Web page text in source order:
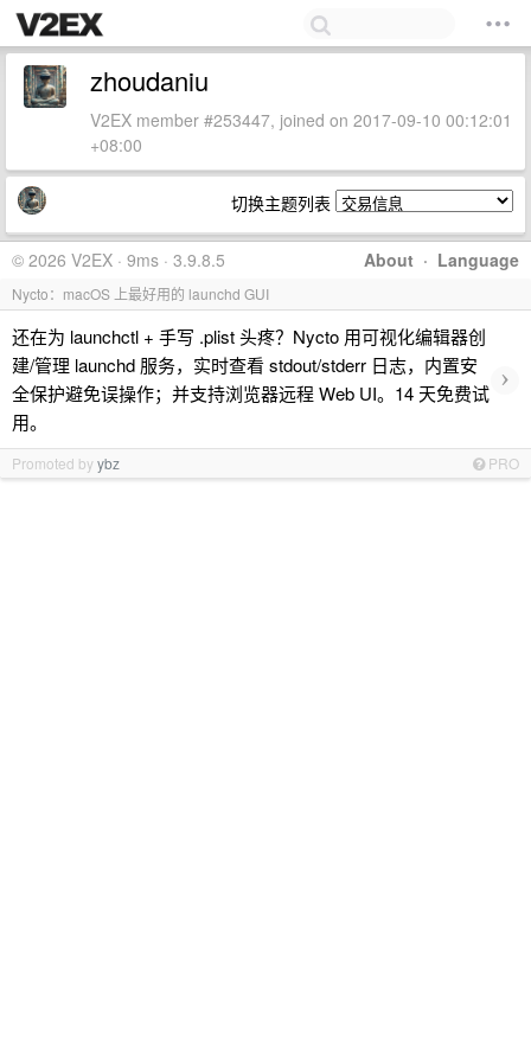
zhoudaniu
V2EX member #253447, joined on 2017-09-10 00:12:01
+08:00
切换主题列表
About · Language
© 2026 V2EX · 9ms · 3.9.8.5
Nycto：macOS 上最好用的 launchd GUI
还在为 launchctl + 手写 .plist 头疼？Nycto 用可视化编辑器创
建/管理 launchd 服务，实时查看 stdout/stderr 日志，内置安
全保护避免误操作；并支持浏览器远程 Web UI。14 天免费试
用。
›
Promoted byybz PRO